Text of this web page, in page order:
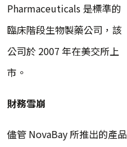
Pharmaceuticals 是標準的
臨床階段生物製藥公司，該
公司於 2007 年在美交所上
市。
財務雪崩
儘管 NovaBay 所推出的產品